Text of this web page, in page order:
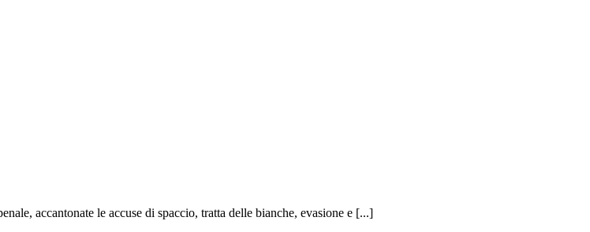
accantonate le accuse di spaccio, tratta delle bianche, evasione e [...]